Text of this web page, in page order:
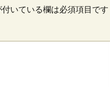
付いている欄は必須項目です